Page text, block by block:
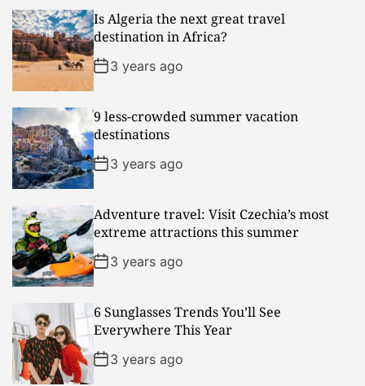
Is Algeria the next great travel
destination in Africa?
3 years ago
9 less-crowded summer vacation
destinations
3 years ago
Adventure travel: Visit Czechia’s most
extreme attractions this summer
3 years ago
6 Sunglasses Trends You’ll See
Everywhere This Year
3 years ago